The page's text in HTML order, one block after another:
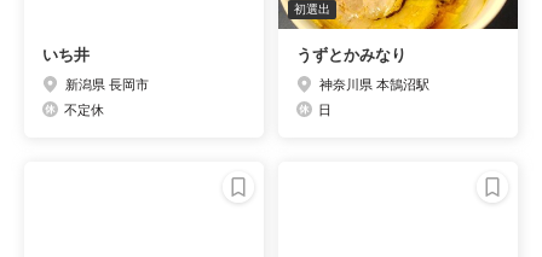
いち井
新潟県 長岡市
不定休
初選出
うずとかみなり
神奈川県 本鵠沼駅
日